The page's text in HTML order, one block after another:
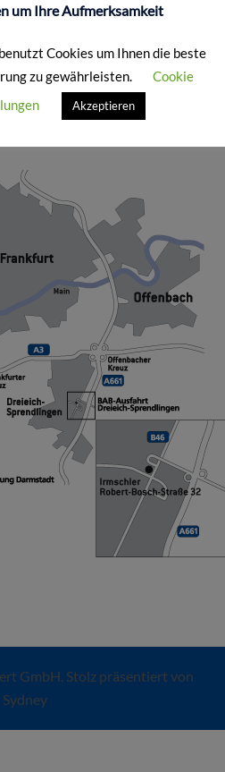
GmbH. Stolz präsentiert von
Sydney
um Ihre Aufmerksamkeit
Cookies um Ihnen die beste
zu gewährleisten.
Cookie
Akzeptieren